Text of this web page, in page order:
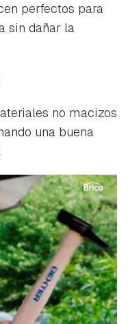
perfectos para
sin dañar la
no macizos
una buena